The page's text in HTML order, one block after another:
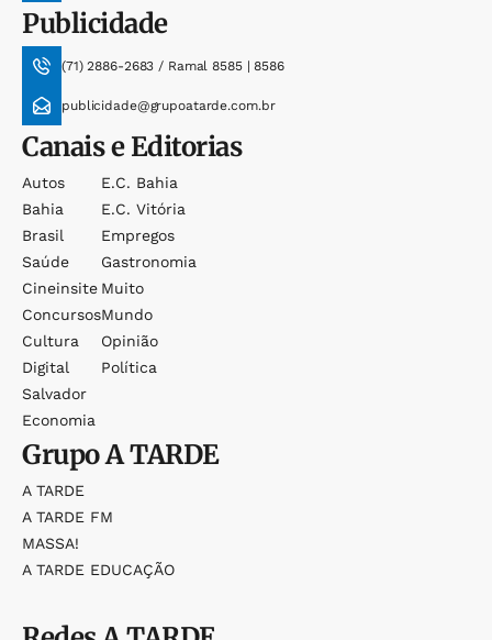
Publicidade
(71) 2886-2683 / Ramal 8585 | 8586
publicidade@grupoatarde.com.br
Canais e Editorias
Autos
Bahia
Brasil
Saúde
Cineinsite
Concursos
Cultura
Digital
Salvador
Economia
E.c. Bahia
E.c. Vitória
Empregos
Gastronomia
Muito
Mundo
Opinião
Política
GrupoA TARDE
A TARDE
A TARDE FM
MASSA!
A TARDE EDUCAÇÃO